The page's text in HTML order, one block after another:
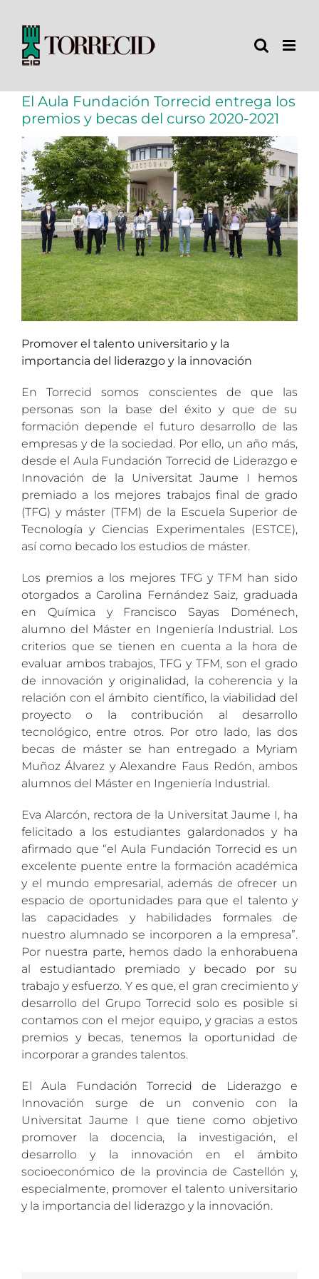
contenido
El Aula Fundación Torrecid entrega los
premios y becas del curso 2020-2021
Promover el talento universitario y la
importancia del liderazgo y la innovación
En Torrecid somos conscientes de que las
personas son la base del éxito y que de su
formación depende el futuro desarrollo de las
empresas y de la sociedad. Por ello, un año más,
desde el Aula Fundación Torrecid de Liderazgo e
Innovación de la Universitat Jaume I hemos
premiado a los mejores trabajos final de grado
(TFG) y máster (TFM) de la Escuela Superior de
Tecnología y Ciencias Experimentales (ESTCE),
así como becado los estudios de máster.
Los premios a los mejores TFG y TFM han sido
otorgados a Carolina Fernández Saiz, graduada
en Química y Francisco Sayas Doménech,
alumno del Máster en Ingeniería Industrial. Los
criterios que se tienen en cuenta a la hora de
evaluar ambos trabajos, TFG y TFM, son el grado
de innovación y originalidad, la coherencia y la
relación con el ámbito científico, la viabilidad del
proyecto o la contribución al desarrollo
tecnológico, entre otros. Por otro lado, las dos
becas de máster se han entregado a Myriam
Muñoz Álvarez y Alexandre Faus Redón, ambos
alumnos del Máster en Ingeniería Industrial.
Eva Alarcón, rectora de la Universitat Jaume I, ha
felicitado a los estudiantes galardonados y ha
afirmado que “el Aula Fundación Torrecid es un
excelente puente entre la formación académica
y el mundo empresarial, además de ofrecer un
espacio de oportunidades para que el talento y
las capacidades y habilidades formales de
nuestro alumnado se incorporen a la empresa”.
Por nuestra parte, hemos dado la enhorabuena
al estudiantado premiado y becado por su
trabajo y esfuerzo. Y es que, el gran crecimiento y
desarrollo del Grupo Torrecid solo es posible si
contamos con el mejor equipo, y gracias a estos
premios y becas, tenemos la oportunidad de
incorporar a grandes talentos.
El Aula Fundación Torrecid de Liderazgo e
Innovación surge de un convenio con la
Universitat Jaume I que tiene como objetivo
promover la docencia, la investigación, el
desarrollo y la innovación en el ámbito
socioeconómico de la provincia de Castellón y,
especialmente, promover el talento universitario
y la importancia del liderazgo y la innovación.